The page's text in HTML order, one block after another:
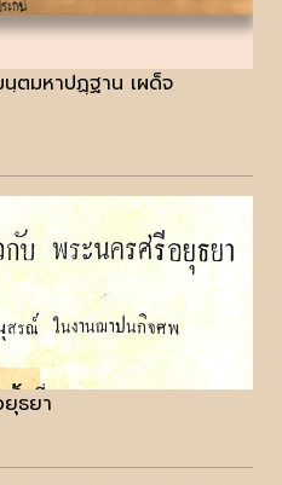
ตมหาปฏฺฐาน เผด็จ
ยุธยา